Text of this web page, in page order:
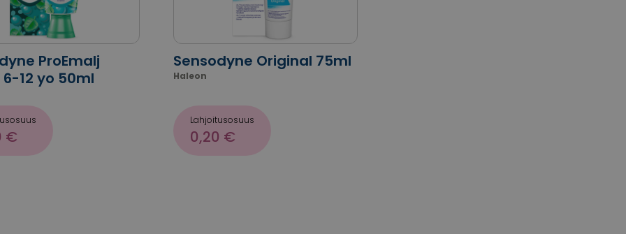
ProEmalj
12 yo 50ml
€
Sensodyne Original 75ml
Haleon
Lahjoitusosuus
0,20 €